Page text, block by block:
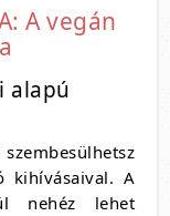
A vegán
alapú
kihívásaival. A
nehéz lehet